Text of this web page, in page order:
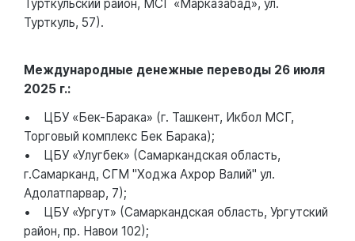
Турткульский район, МСГ «Марказабад», ул.
Турткуль, 57).
Международные денежные переводы 26 июля
2025 г.:
• ЦБУ «Бек-Барака» (г. Ташкент, Икбол МСГ,
Торговый комплекс Бек Барака);
• ЦБУ «Улугбек» (Самаркандская область,
г.Самарканд, СГМ "Ходжа Ахрор Валий" ул.
Адолатпарвар, 7);
• ЦБУ «Ургут» (Самаркандская область, Ургутский
район, пр. Навои 102);